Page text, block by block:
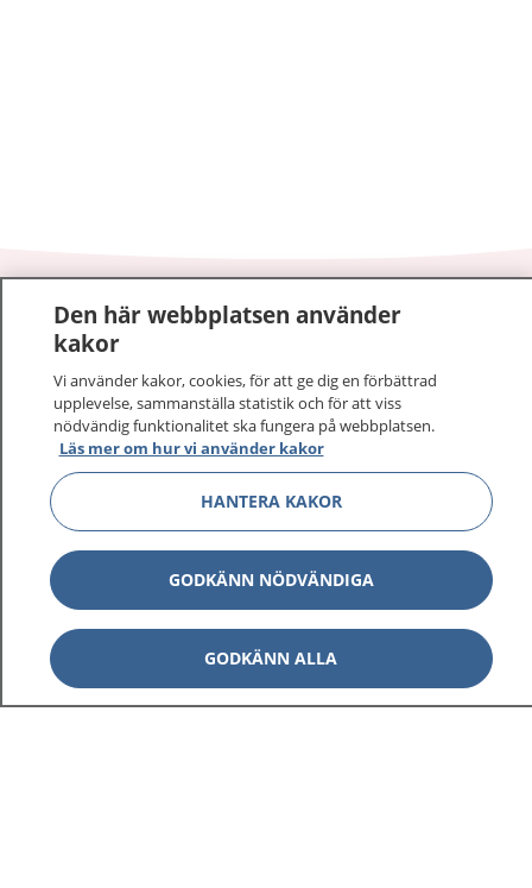
1177–tryggt om din hälsa och vård
På 1177.se får du råd om hälsa och information om
sjukdomar och vilka mottagningar du kan kontakta.
Logga in för att läsa din journal och göra dina
vårdärenden. Ring telefonnummer 1177 för
sjukvårdsrådgivning dygnet runt.
1177 ger dig råd när du vill må bättre.
1177 på flera språk Visa
Den här webbplatsen använder
kakor
Vi använder kakor, cookies, för att ge dig en förbättrad
upplevelse, sammanställa statistik och för att viss
nödvändig funktionalitet ska fungera på webbplatsen.
Läs mer om hur vi använder kakor
HANTERA KAKOR
GODKÄNN NÖDVÄNDIGA
GODKÄNN ALLA